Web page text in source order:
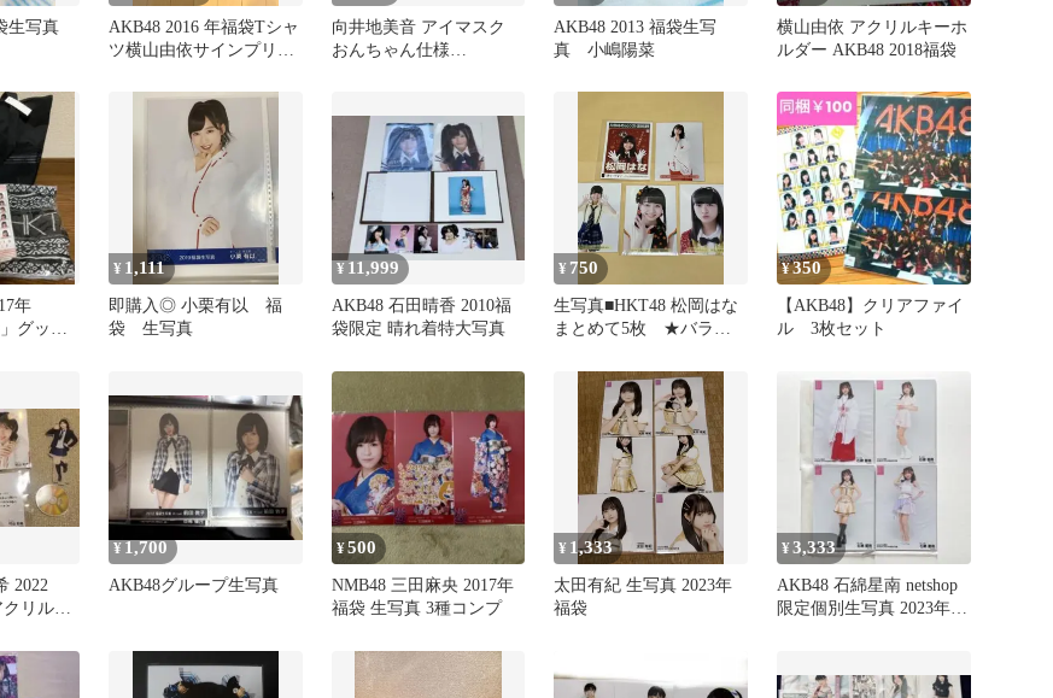
生写真
AKB48 2016 年福袋Tシャ
ツ横山由依サインプリン
向井地美音 アイマスク
おんちゃん仕様
AKB48 2013 福袋生写
真 小嶋陽菜
横山由依 アクリルキーホ
ルダー AKB48 2018福袋
年
」グッズ
¥ 1,111
即購入◎ 小栗有以 福
袋 生写真
¥ 11,999
AKB48 石田晴香 2010福
袋限定 晴れ着特大写真
¥ 750
生写真■HKT48 松岡はな
まとめて5枚 ★バラ売
¥350
【AKB48】クリアファイ
ル 3枚セット
2022
リルス
¥ 1,700
AKB48グループ生写真
¥500
NMB48 三田麻央 2017年
福袋 生写真 3種コンプ
¥ 1,333
太田有紀 生写真 2023年
福袋
¥3,333
AKB48 石綿星南 netshop
限定個別生写真 2023年